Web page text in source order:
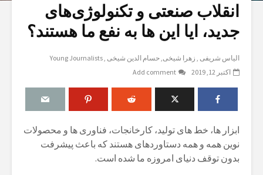
انقلاب صنعتی و تکنولوژی‌های
جدید، ایا این ها به نفع ما هستند؟
الیاس شریفی زهرا شیخی حسام الدین شیخی Young Journalists
اکتبر 12, 2019
Add comment
ابزار ها، خط های تولید، کارخانجات، فناوری ها و محصولات
نوین همه و همه دستاوردهای هستند که باعث پیشرفت
بدون توقف دنیای امروزه ما شده است.